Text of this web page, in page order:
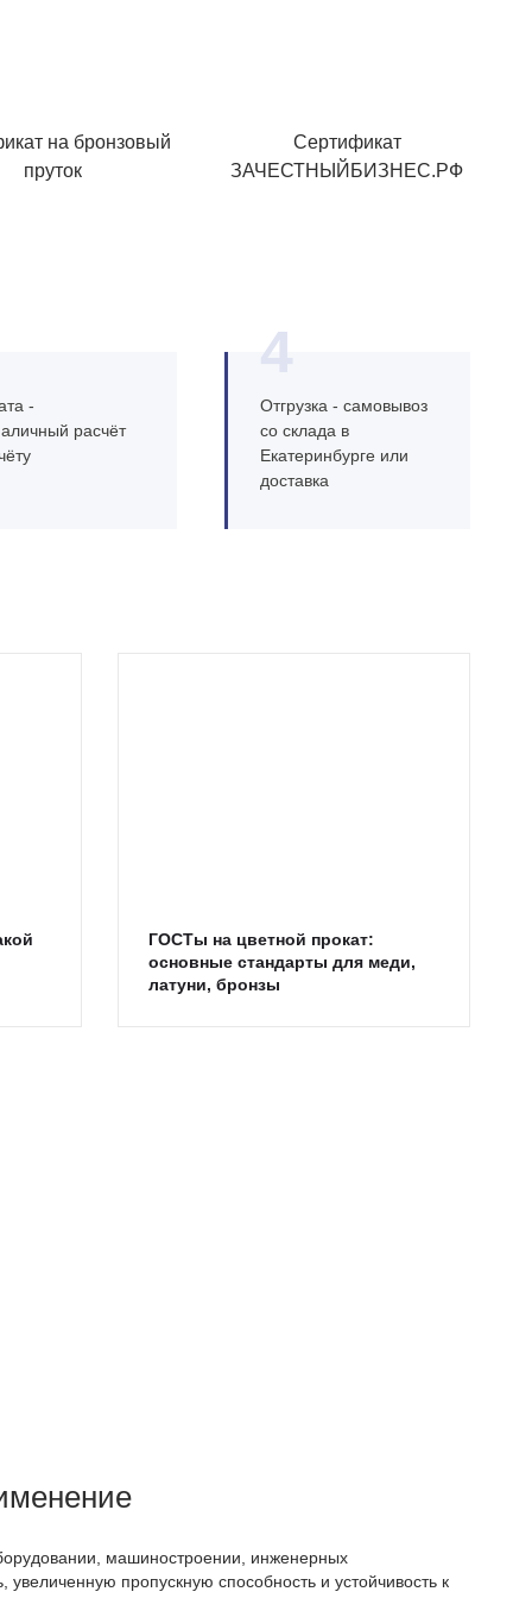
на бронзовый
пруток
Сертификат
ЗАЧЕСТНЫЙБИЗНЕС.РФ
-
расчёт
4
Отгрузка - самовывоз
со склада в
Екатеринбурге или
доставка
ГОСТы на цветной прокат:
основные стандарты для меди,
латуни, бронзы
машиностроении, инженерных
пропускную способность и устойчивость к